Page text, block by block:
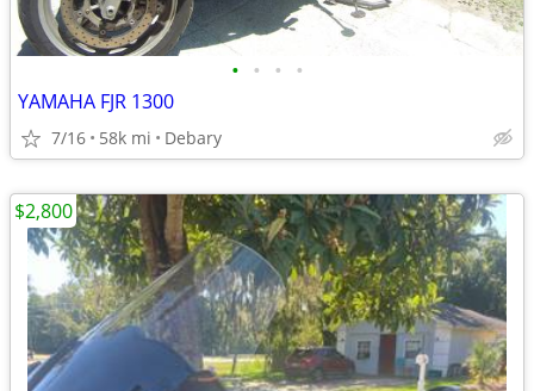
• • • •
YAMAHA FJR 1300
7/16 58k mi Debary
$2,800